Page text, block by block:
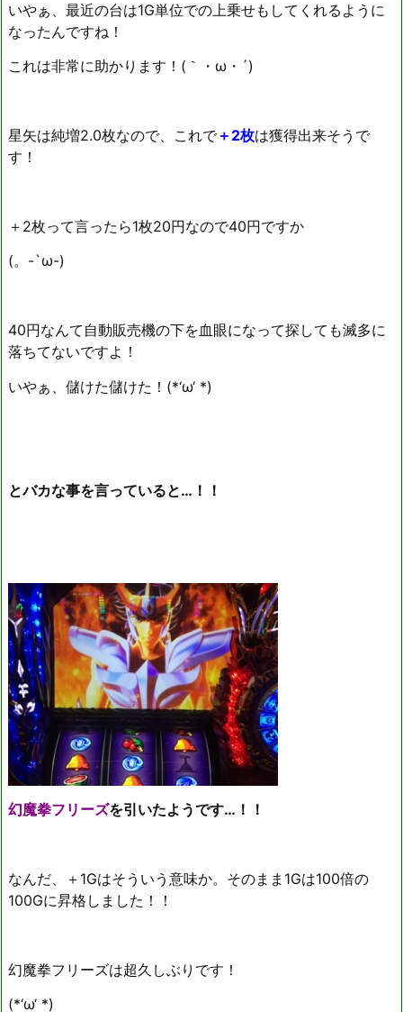
いやぁ、最近の台は1G単位での上乗せもしてくれるように
なったんですね！
これは非常に助かります！(｀・ω・´)ゞ
星矢は純増2.0枚なので、これで＋2枚は獲得出来そうで
す！
＋2枚って言ったら1枚20円なので40円ですか
(。-`ω-)
40円なんて自動販売機の下を血眼になって探しても滅多に
落ちてないですよ！
いやぁ、儲けた儲けた！(*‘ω‘ *)
とバカな事を言っていると…！！
幻魔拳フリーズを引いたようです…！！
なんだ、＋1Gはそういう意味か。そのまま1Gは100倍の
100Gに昇格しました！！
幻魔拳フリーズは超久しぶりです！
(*‘ω‘ *)